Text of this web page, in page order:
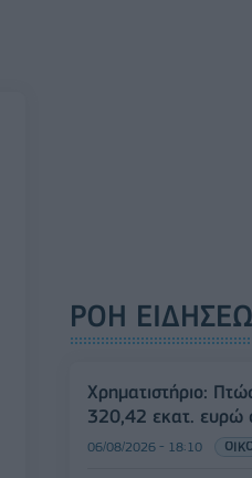
ΡΟΗ
Χρηματιστήριο:
320,42 εκατ. ευρώ
06/08/2026 - 18:10